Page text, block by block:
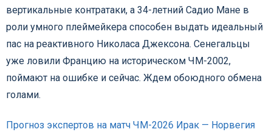
вертикальные контратаки, а 34-летний Садио Мане в
роли умного плеймейкера способен выдать идеальный
пас на реактивного Николаса Джексона. Сенегальцы
уже ловили Францию на историческом ЧМ-2002,
поймают на ошибке и сейчас. Ждем обоюдного обмена
голами.
Прогноз экспертов на матч ЧМ-2026 Ирак — Норвегия